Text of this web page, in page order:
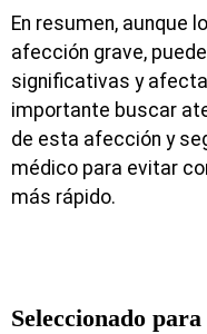
En resumen, aunque
afección grave,
significativas y
importante buscar
de esta afección y
médico para evitar
más rápido.
Seleccionado